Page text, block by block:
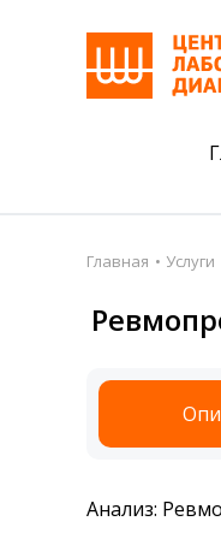
Пациентам
Акции
Подготовка к
Получить
Налоговый
Главная Услуги
Анализ: